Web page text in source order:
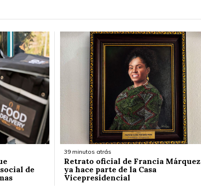
de
39 minutos atrás
Retrato oficial de Francia Márquez
ya hace parte de la Casa
Vicepresidencial